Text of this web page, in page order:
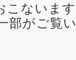
こないま
部がご覧